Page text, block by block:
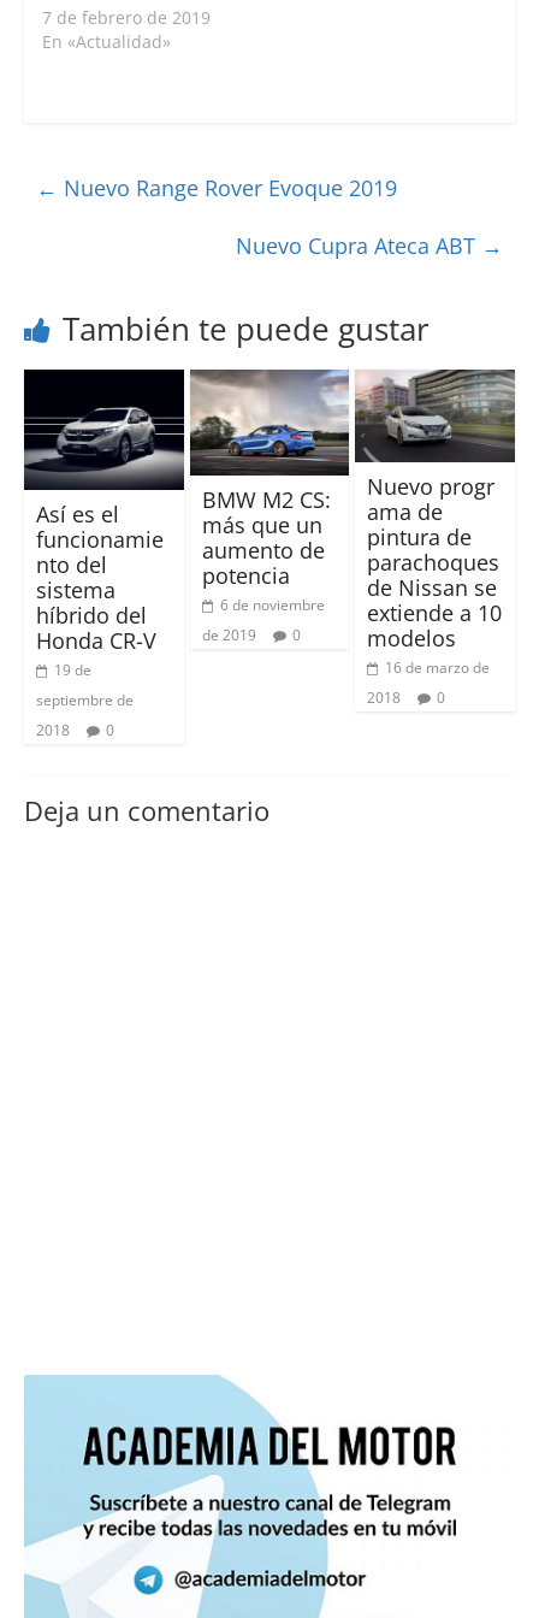
7 de febrero de 2019
En «Actualidad»
← Nuevo Range Rover Evoque 2019
Nuevo Cupra Ateca ABT →
También te puede gustar
Así es el
funcionamie
nto del
sistema
híbrido del
Honda CR-V
19 de
septiembre de
2018
0
BMW M2 CS:
más que un
aumento de
potencia
6 de noviembre
de 2019
0
Nuevo progr
ama de
pintura de
parachoques
de Nissan se
extiende a 10
modelos
16 de marzo de
2018
0
Deja un comentario